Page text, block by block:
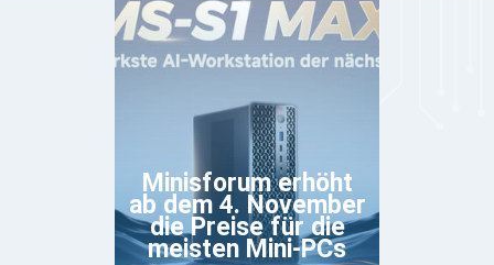
Minisforum erhöht
ab dem 4. November
die Preise für die
meisten Mini-PCs